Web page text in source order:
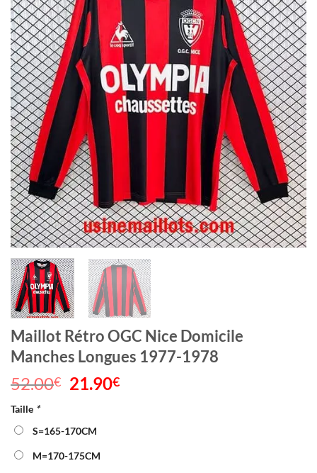
Maillot Rétro OGC Nice Domicile
Manches Longues 1977-1978
52.00€ Le
était :
52.00€.
21.90€
Taille *
S=165-170CM
M=170-175CM